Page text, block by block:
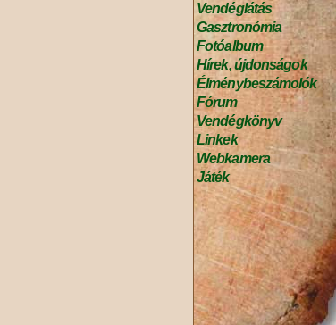
Vendéglátás
Gasztronómia
Fotóalbum
Hírek, újdonságok
Élménybeszámolók
Fórum
Vendégkönyv
Linkek
Webkamera
Játék